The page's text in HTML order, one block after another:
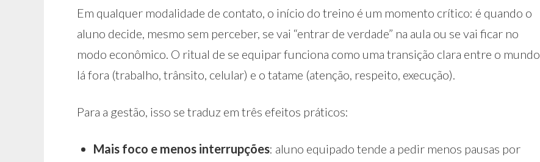
Em qualquer modalidade de contato, o início do treino é um momento crítico: é quando o
aluno decide, mesmo sem perceber, se vai “entrar de verdade” na aula ou se vai ficar no
modo econômico. O ritual de se equipar funciona como uma transição clara entre o mundo
lá fora (trabalho, trânsito, celular) e o tatame (atenção, respeito, execução).
Para a gestão, isso se traduz em três efeitos práticos:
Mais foco e menos interrupções: aluno equipado tende a pedir menos pausas por